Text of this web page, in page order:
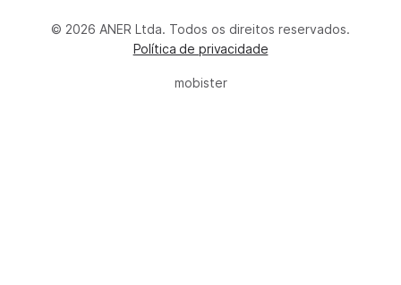
© 2026 ANER Ltda. Todos os direitos reservados.
Política de privacidade
mobister